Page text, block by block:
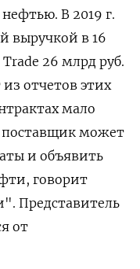
В 2019 г.
выручкой в 16
26 млрд руб.
отчетов этих
мало
поставщик может
и объявить
говорит
Представитель
от